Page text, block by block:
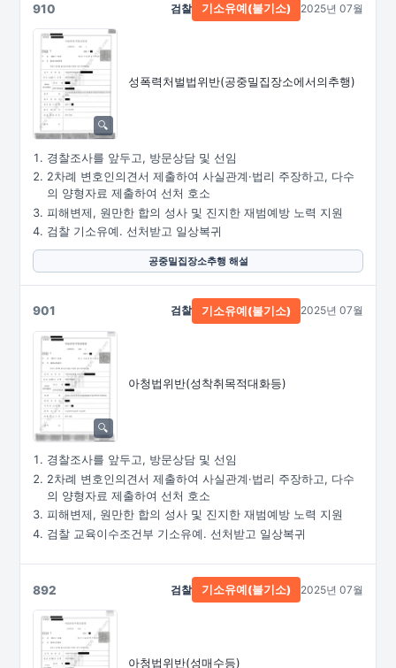
910
성폭력처벌법위반(공중밀집장소에서의추행)
검찰 기소유예(불기소) 2025년 07월
경찰조사를 앞두고, 방문상담 및 선임
2차례 변호인의견서 제출하여 사실관계·법리 주장하고, 다수
의 양형자료 제출하여 선처 호소
피해변제, 원만한 합의 성사 및 진지한 재범예방 노력 지원
검찰 기소유예. 선처받고 일상복귀
공중밀집장소추행 해설
901
아청법위반(성착취목적대화등)
검찰 기소유예(불기소) 2025년 07월
경찰조사를 앞두고, 방문상담 및 선임
2차례 변호인의견서 제출하여 사실관계·법리 주장하고, 다수
의 양형자료 제출하여 선처 호소
피해변제, 원만한 합의 성사 및 진지한 재범예방 노력 지원
검찰 교육이수조건부 기소유예. 선처받고 일상복귀
892
아청법위반(성매수등)
검찰 기소유예(불기소) 2025년 07월